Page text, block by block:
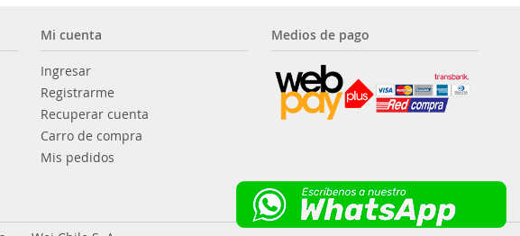
Mi cuenta
Ingresar
Registrarme
Recuperar cuenta
Carro de compra
Mis pedidos
Medios de pago